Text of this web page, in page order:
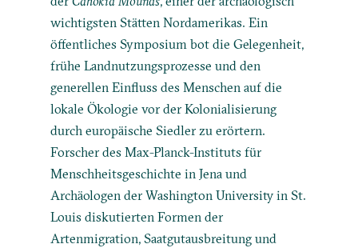
wichtigsten Stätten Nordamerikas. Ein
öffentliches Symposium bot die Gelegenheit,
frühe Landnutzungsprozesse und den
generellen Einfluss des Menschen auf die
lokale Ökologie vor der Kolonialisierung
durch europäische Siedler zu erörtern.
Forscher des Max-Planck-Instituts für
Menschheitsgeschichte in Jena und
Archäologen der Washington University in St.
Louis diskutierten Formen der
Artenmigration, Saatgutausbreitung und